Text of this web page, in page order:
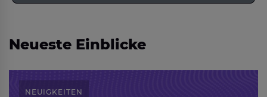
Neueste Einblicke
NEUIGKEITEN